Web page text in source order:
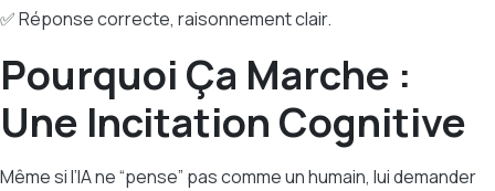
✅ Réponse correcte, raisonnement clair.
Pourquoi Ça Marche :
Une Incitation Cognitive
Même si l’IA ne “pense” pas comme un humain, lui demander